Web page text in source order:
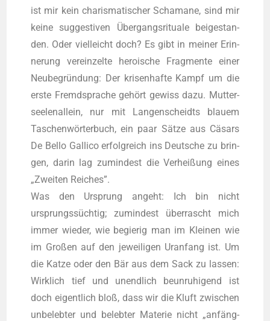
ist mir kein cha­ris­ma­ti­scher Scha­ma­ne, sind mir
kei­ne sug­ges­ti­ven Über­gangs­ri­tua­le bei­gestan­
den. Oder viel­leicht doch? Es gibt in mei­ner Erin­
ne­rung ver­ein­zel­te heroi­sche Frag­men­te einer
Neu­be­grün­dung: Der kri­sen­haf­te Kampf um die
ers­te Fremd­spra­che gehört gewiss dazu. Mut­ter­
see­len­al­lein, nur mit Lan­gen­scheidts blau­em
Taschen­wör­ter­buch, ein paar Sät­ze aus Cäsars
De Bel­lo Gal­li­co erfolg­reich ins Deut­sche zu brin­
gen, dar­in lag zumin­dest die Ver­hei­ßung eines
„Zwei­ten Rei­ches”.
Was den Ursprung angeht: Ich bin nicht
ursprungs­süch­tig; zumin­dest über­rascht mich
immer wie­der, wie begie­rig man im Klei­nen wie
im Gro­ßen auf den jewei­li­gen Uranfang ist. Um
die Kat­ze oder den Bär aus dem Sack zu las­sen:
Wirk­lich tief und unend­lich beun­ru­hi­gend ist
doch eigent­lich bloß, dass wir die Kluft zwi­schen
unbe­leb­ter und beleb­ter Mate­rie nicht „anfäng­